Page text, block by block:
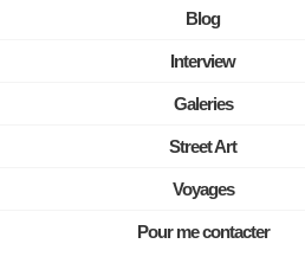
Blog
Interview
Galeries
Street Art
Voyages
Pour me contacter